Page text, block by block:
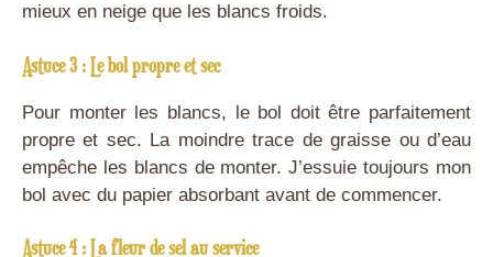
mieux en neige que les blancs froids.
Astuce 3 : Le bol propre et sec
Pour monter les blancs, le bol doit être parfaitement
propre et sec. La moindre trace de graisse ou d’eau
empêche les blancs de monter. J’essuie toujours mon
bol avec du papier absorbant avant de commencer.
Astuce 4 : La fleur de sel au service